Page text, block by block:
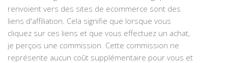
renvoient vers des sites de ecommerce sont des
liens d'affiliation. Cela signifie que lorsque vous
cliquez sur ces liens et que vous effectuez un achat,
je perçois une commission. Cette commission ne
représente aucun coût supplémentaire pour vous et